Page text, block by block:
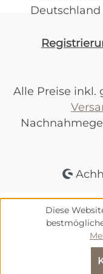
Alle Preise inkl.
Diese